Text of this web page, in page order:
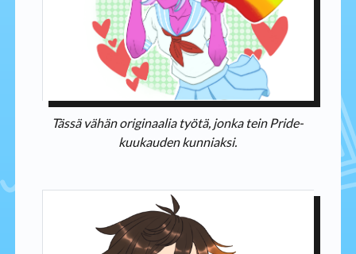
Tässä vähän originaalia työtä, jonka tein Pride-
kuukauden kunniaksi.